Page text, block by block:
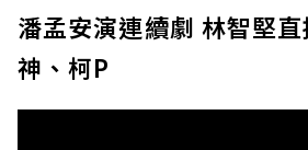
潘孟安演連續劇 林智堅
神、柯P